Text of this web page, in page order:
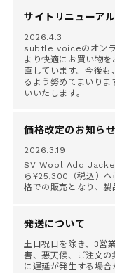
サイトリニューア
2026.4.3
subtle voiceのオンラ
より快適にお買い物
直しています。今後
るよう努めてまいり
いいたします。
価格改定のお知らせ
2026.3.19
SV Wool Add
ら¥25,300（税込）へ
格での販売となり、製
発送について
土日祝日を除き、3営
害、悪天候、ご注文
に遅延が発生する場合